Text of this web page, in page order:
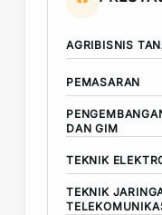
AGRIBISNIS
PEMASARAN
DAN GIM
TEKNIK
TEKNIK